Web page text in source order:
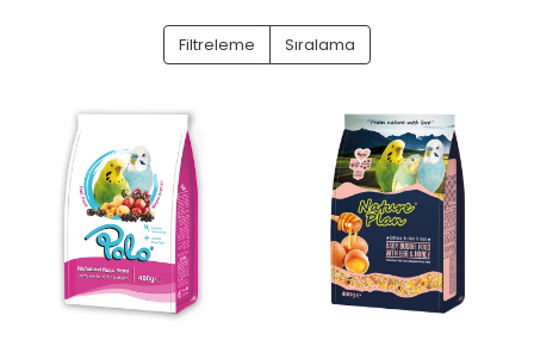
Filtreleme Sıralama